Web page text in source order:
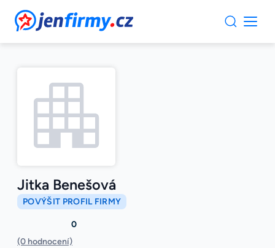
JenFirmy.cz
Jitka Benešová
POVÝŠIT PROFIL FIRMY
0
(0 hodnocení)